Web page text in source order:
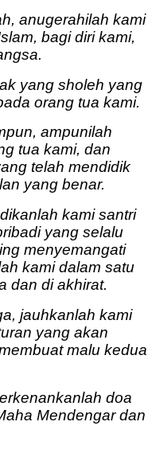
anugerahilah kami
bagi diri kami,
yang sholeh yang
orang tua kami.
ampunilah
tua kami, dan
telah mendidik
yang benar.
kami santri
yang selalu
menyemangati
kami dalam satu
dan di akhirat.
jauhkanlah kami
yang akan
malu kedua
doa
Mendengar dan